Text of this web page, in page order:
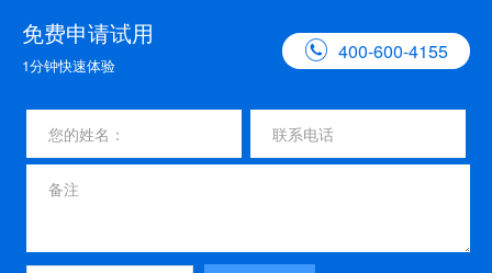
免费申请试用
1分钟快速体验
 400-600-4155